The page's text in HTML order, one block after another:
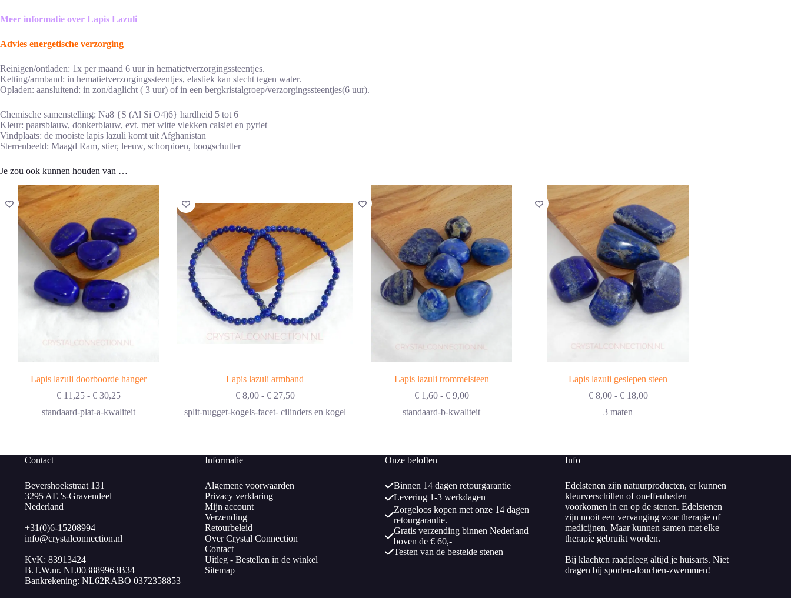
Meer informatie over Lapis Lazuli
Advies energetische verzorging
Reinigen/ontladen: 1x per maand 6 uur in hematietverzorgingssteentjes.
Ketting/armband: in hematietverzorgingssteentjes, elastiek kan slecht tegen water.
Opladen: aansluitend: in zon/daglicht ( 3 uur) of in een bergkristalgroep/verzorgingssteentjes(6 uur).
Chemische samenstelling: Na8 {S (Al Si O4)6} hardheid 5 tot 6
Kleur: paarsblauw, donkerblauw, evt. met witte vlekken calsiet en pyriet
Vindplaats: de mooiste lapis lazuli komt uit Afghanistan
Sterrenbeeld: Maagd Ram, stier, leeuw, schorpioen, boogschutter
Je zou ook kunnen houden van …
Lapis lazuli doorboorde hanger
€11,25 - €30,25Prijsklasse:
tot
standaard-plat-a-kwaliteit
Lapis lazuli armband
€8,00 - €27,50Prijsklasse:
tot
split-nugget-kogels-facet- cilinders en kogel
Lapis lazuli trommelsteen
€1,60 - €9,00Prijsklasse:
tot
standaard-b-kwaliteit
Lapis lazuli geslepen steen
€8,00 - €18,00Prijsklasse:
3 maten
Contact
Bevershoekstraat 131
3295 AE 's-Gravendeel
Nederland
+31(0)6-15208994
info@crystalconnection.nl
KvK: 83913424
B.T.W.nr. NL003889963B34
Bankrekening: NL62RABO 0372358853
Informatie
Algemene voorwaarden
Privacy verklaring
Mijn account
Verzending
Retourbeleid
Over Crystal Connection
Contact
Uitleg - Bestellen in de winkel
Sitemap
Onze beloften
Binnen 14 dagen retourgarantie
Levering 1-3 werkdagen
Zorgeloos kopen met onze 14 dagen
retourgarantie.
Gratis verzending binnen Nederland
boven de € 60,-
Testen van de bestelde stenen
Info
Edelstenen zijn natuurproducten, er kunnen
kleurverschillen of oneffenheden
voorkomen in en op de stenen. Edelstenen
zijn nooit een vervanging voor therapie of
medicijnen. Maar kunnen samen met elke
therapie gebruikt worden.
Bij klachten raadpleeg altijd je huisarts. Niet
dragen bij sporten-douchen-zwemmen!